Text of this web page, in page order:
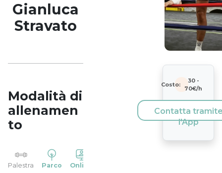
Gianluca
Stravato
Modalità di
allenamen
to
Palestra Parco Online
Costo:
30-
70€/h
Contatta
l'App